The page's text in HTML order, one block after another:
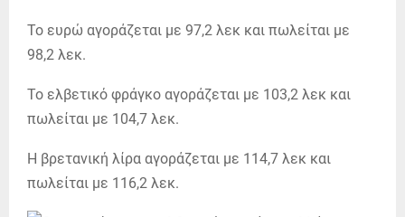
Το ευρώ αγοράζεται με 97,2 λεκ και πωλείται με
98,2 λεκ.
Το ελβετικό φράγκο αγοράζεται με 103,2 λεκ και
πωλείται με 104,7 λεκ.
Η βρετανική λίρα αγοράζεται με 114,7 λεκ και
πωλείται με 116,2 λεκ.